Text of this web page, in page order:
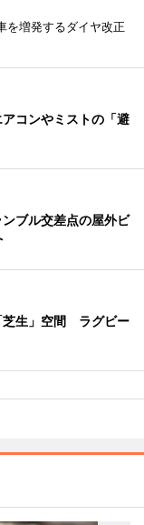
を増発するダイヤ改正
コンやミストの「避
ブル交差点の屋外ビ
芝生」空間 ラグビー